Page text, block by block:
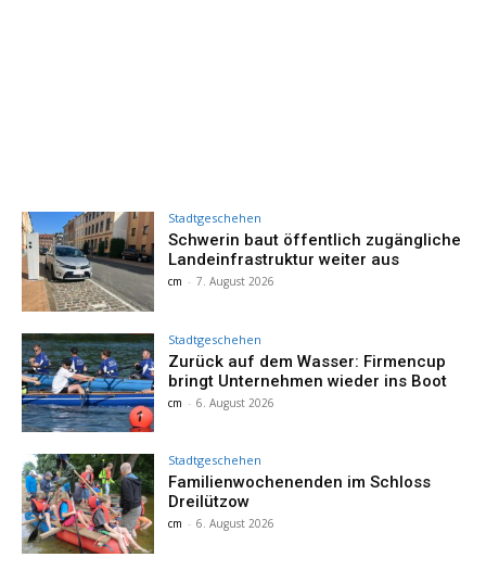
Stadtgeschehen
Schwerin baut öffentlich zugängliche
Landeinfrastruktur weiter aus
cm - 7. August 2026
Stadtgeschehen
Zurück auf dem Wasser: Firmencup
bringt Unternehmen wieder ins Boot
cm - 6. August 2026
Stadtgeschehen
Familienwochenenden im Schloss
Dreilützow
cm - 6. August 2026